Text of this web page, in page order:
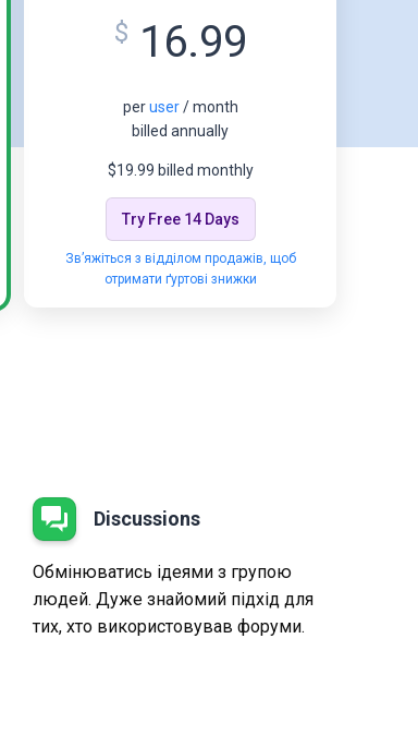
$ 16.99
peruser/ month
billed annually
$19.99 billed monthly
Try Free 14 Days
Зв’яжіться з відділом продажів, щоб
отримати ґуртові знижки
Discussions
Обмінюватись ідеями з групою
людей. Дуже знайомий підхід для
тих, хто використовував форуми.